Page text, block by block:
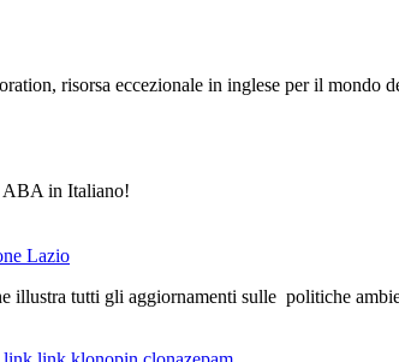
risorsa eccezionale in inglese per il mondo
ABA in Italiano!
Lazio
illustra tutti gli aggiornamenti sulle politiche